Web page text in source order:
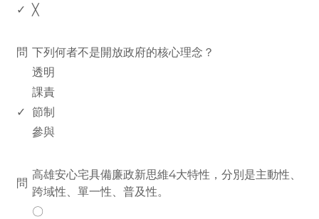
✓ ╳
問 下列何者不是開放政府的核心理念？
透明
課責
✓ 節制
參與
問
高雄安心宅具備廉政新思維4大特性，分別是主動性、
跨域性、單一性、普及性。
〇